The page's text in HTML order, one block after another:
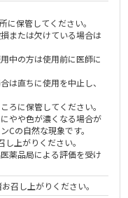
に保管してください。
または欠けている場合は
中の方は使用前に医師に
は直ちに使用を中止し、
ろに保管してください。
やや色が濃くなる場合が
Cの自然な現象です。
上がりください。
薬品局による評価を受け
召し上がりください。